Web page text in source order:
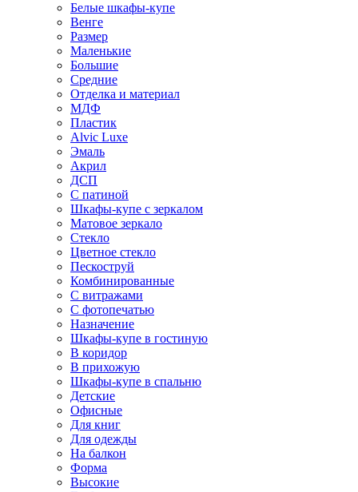
Белые шкафы-купе
Венге
Размер
Маленькие
Большие
Средние
Отделка и материал
МДФ
Пластик
Alvic Luxe
Эмаль
Акрил
ДСП
С патиной
Шкафы-купе с зеркалом
Матовое зеркало
Стекло
Цветное стекло
Пескоструй
Комбинированные
С витражами
С фотопечатью
Назначение
Шкафы-купе в гостиную
В коридор
В прихожую
Шкафы-купе в спальню
Детские
Офисные
Для книг
Для одежды
На балкон
Форма
Высокие